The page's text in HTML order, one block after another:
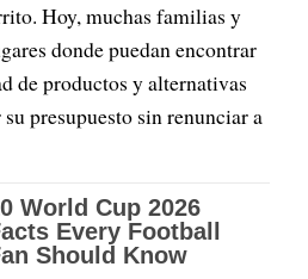
Hoy, muchas familias y
donde puedan encontrar
de productos y alternativas
presupuesto sin renunciar a